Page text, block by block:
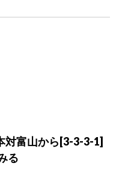
対富山から[3-3-3-1]
る